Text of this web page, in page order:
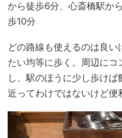
から徒歩6分、心斎橋駅か
歩10分
どの路線も使えるのは良
たい均等に歩く。周辺にコ
し、駅のほうに少し歩け
近ってわけではないけど便